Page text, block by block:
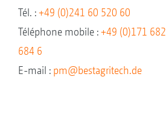
Tél. :+49 (0)241 60 520 60
Téléphone mobile :+49 (0)171 682
684 6
E-mail : pm@bestagritech.de